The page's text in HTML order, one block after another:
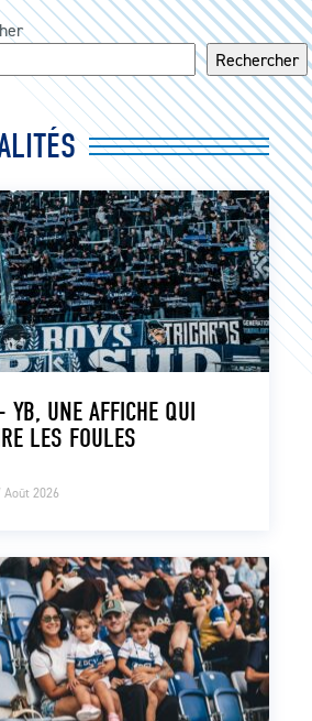
Rechercher
Août 2026
YB, UNE AFFICHE QUI
LES FOULES